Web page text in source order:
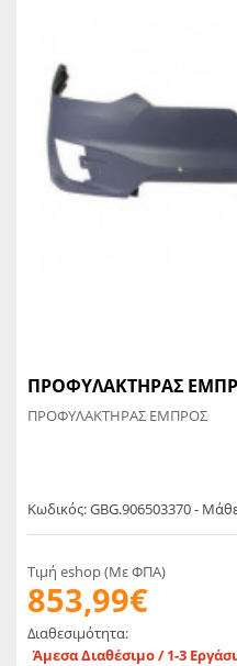
ΠΡΟΦΥΛΑΚΤΗΡΑΣ
ΠΡΟΦΥΛΑΚΤΗΡΑΣ ΕΜΠΡΟΣ
Κωδικός: GBG.906503370 -
Τιμή eshop (Με ΦΠΑ)
853,99€
Διαθεσιμότητα:
Άμεσα Διαθέσιμο / 1-3